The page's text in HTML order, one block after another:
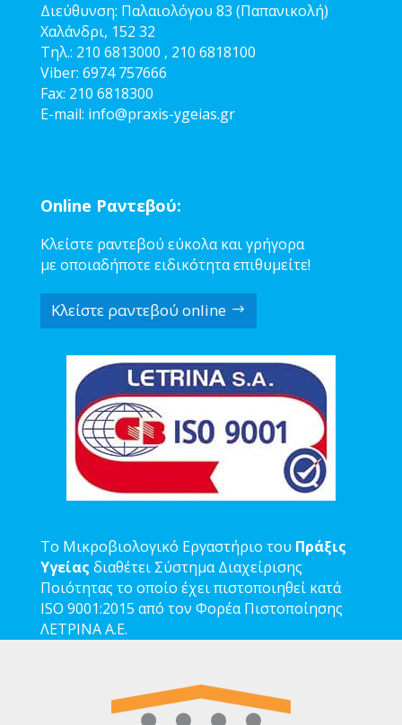
Διεύθυνση: Παλαιολόγου 83 (Παπανικολή)
Χαλάνδρι, 152 32
Τηλ.: 210 6813000 , 210 6818100
Viber: 6974 757666
Fax: 210 6818300
E-mail: info@praxis-ygeias.gr
Online Ραντεβού:
Κλείστε ραντεβού εύκολα και γρήγορα
με οποιαδήποτε ειδικότητα επιθυμείτε!
Κλείστε ραντεβού online
Το Μικροβιολογικό Εργαστήριο του Πράξις
Υγείας διαθέτει Σύστημα Διαχείρισης
Ποιότητας το οποίο έχει πιστοποιηθεί κατά
ISO 9001:2015 από τον Φορέα Πιστοποίησης
ΛΕΤΡΙΝΑ Α.Ε.